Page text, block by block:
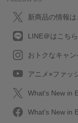
新商品の情報は
LINE＠はこちら
おトクなキャ
アニメ×ファッ
What's New in
What's New in